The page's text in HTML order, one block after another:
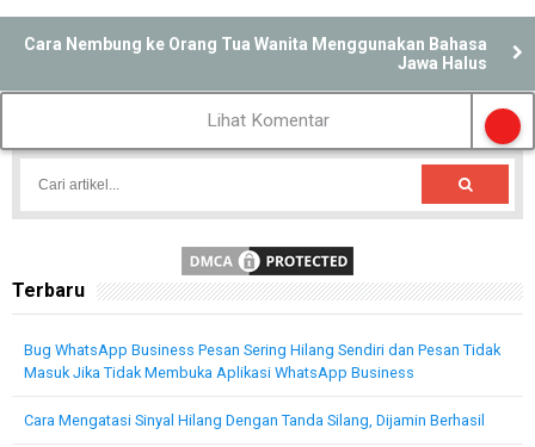
Cara Nembung ke Orang Tua Wanita Menggunakan Bahasa
Jawa Halus
Lihat Komentar
Terbaru
Bug WhatsApp Business Pesan Sering Hilang Sendiri dan Pesan Tidak
Masuk Jika Tidak Membuka Aplikasi WhatsApp Business
Cara Mengatasi Sinyal Hilang Dengan Tanda Silang, Dijamin Berhasil